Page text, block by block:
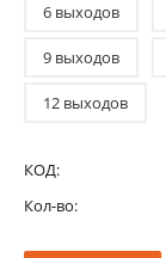
6 выходов
9 выходов
12 выходов
КОД:
Кол-во: